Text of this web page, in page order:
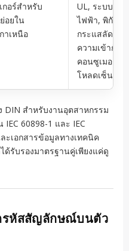
กอร์สำหรับ
อยใน
าเหนือ
UL, ระบบแร
ไฟฟ้า, พิกัดก
กระแสลัดวงจ
ความเข้ากัน
คอนซูเมอร์ยู
โหลดเซ็นเตอ
DIN สำหรับงานอุตสาหกรรม
60898-1 และ IEC
เอกสารข้อมูลทางเทคนิค
รับรองมาตรฐานคู่เพียงแค่ดู
รหัสสัญลักษณ์บนตัว